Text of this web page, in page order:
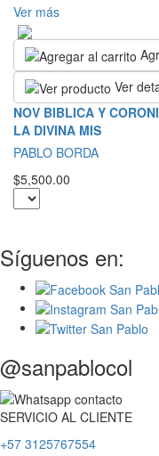
Ver más
Ver
NOV BIBLICA Y
LA DIVINA MIS
PABLO BORDA
$5,500.00
Síguenos en:
@sanpablocol
SERVICIO AL CLIENTE
+57 3125767554